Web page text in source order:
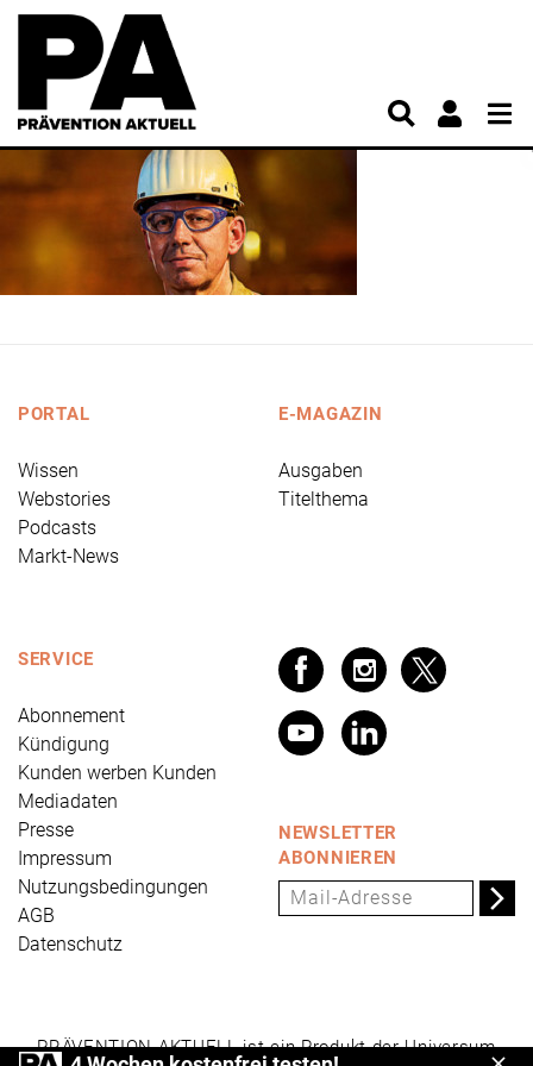
PORTAL
Wissen
Webstories
Podcasts
Markt-News
E-MAGAZIN
Ausgaben
Titelthema
SERVICE
Abonnement
Kündigung
Kunden werben Kunden
Mediadaten
Presse
Impressum
Nutzungsbedingungen
AGB
Datenschutz
NEWSLETTER
ABONNIEREN
PRÄVENTION AKTUELL ist ein Produkt der Universum